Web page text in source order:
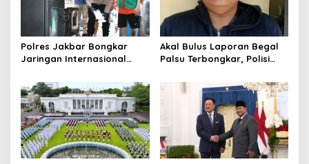
Polres Jakbar Bongkar
Jaringan Internasional
Narkoba, 7 Tersangka
Diringkus dan Barang Bukti
1,1 Ton Rp119 Miliar
Dimusnahkan
Akal Bulus Laporan Begal
Palsu Terbongkar, Polisi
Perusahaan untuk Crypto